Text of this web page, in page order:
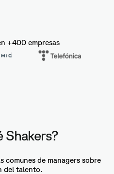
+400 empresas
Shakers?
comunes de managers sobre
del talento.